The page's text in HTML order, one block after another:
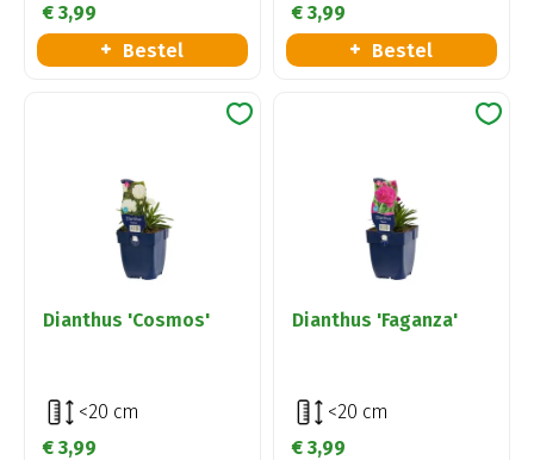
€ 3,99
Bestel
€ 3,99
Bestel
Dianthus 'Cosmos'
<20 cm
€ 3,99
Dianthus 'Faganza'
<20 cm
€ 3,99